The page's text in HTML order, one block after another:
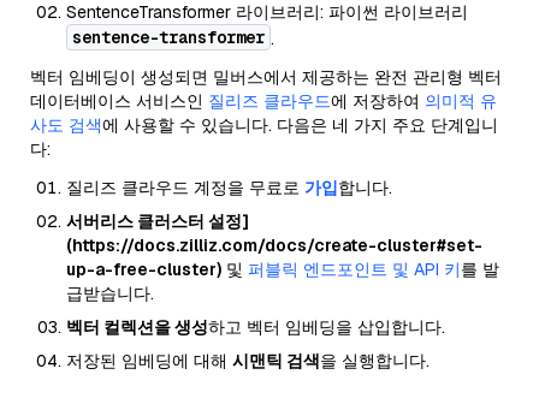
SentenceTransformer 라이브러리: 파이썬 라이브러리
sentence-transformer .
벡터 임베딩이 생성되면 밀버스에서 제공하는 완전 관리형 벡터
데이터베이스 서비스인 질리즈 클라우드에 저장하여 의미적 유
사도 검색에 사용할 수 있습니다. 다음은 네 가지 주요 단계입니
다:
질리즈 클라우드 계정을 무료로 가입합니다.
서버리스 클러스터 설정]
(https://docs.zilliz.com/docs/create-cluster#set-
up-a-free-cluster) 및 퍼블릭 엔드포인트 및 API 키를 발
급받습니다.
벡터 컬렉션을 생성하고 벡터 임베딩을 삽입합니다.
저장된 임베딩에 대해 시맨틱 검색을 실행합니다.